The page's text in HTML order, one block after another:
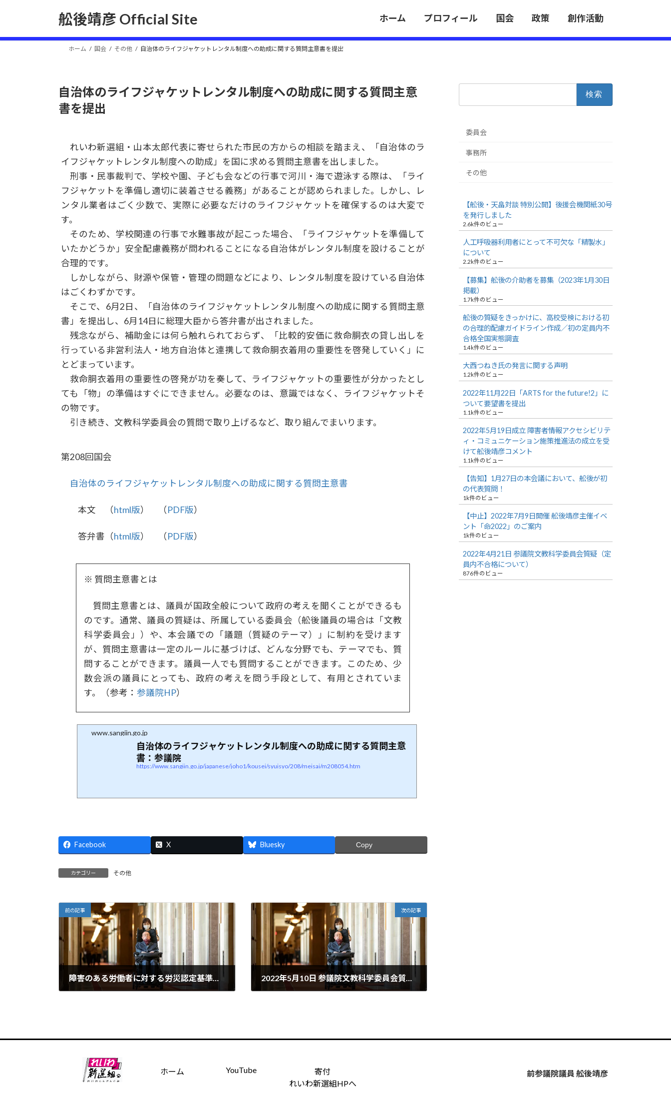
ン
ー
舩後靖彦 Official Site ホーム プロフィール 国会 政策 創作活動
ホーム 国会 その他 自治体のライフジャケットレンタル制度への助成に関する質問主意書を提出
自治体のライフジャケットレンタル制度への助成に関する質問主意
書を提出
れいわ新選組・山本太郎代表に寄せられた市民の方からの相談を踏まえ、「自治体のラ
イフジャケットレンタル制度への助成」を国に求める質問主意書を出しました。
刑事・民事裁判で、学校や園、子ども会などの行事で河川・海で遊泳する際は、「ライ
フジャケットを準備し適切に装着させる義務」があることが認められました。しかし、レ
ンタル業者はごく少数で、実際に必要なだけのライフジャケットを確保するのは大変で
す。
そのため、学校関連の行事で水難事故が起こった場合、「ライフジャケットを準備して
いたかどうか」安全配慮義務が問われることになる自治体がレンタル制度を設けることが
合理的です。
しかしながら、財源や保管・管理の問題などにより、レンタル制度を設けている自治体
はごくわずかです。
そこで、6月2日、「自治体のライフジャケットレンタル制度への助成に関する質問主意
書」を提出し、6月14日に総理大臣から答弁書が出されました。
残念ながら、補助金には何ら触れられておらず、「比較的安価に救命胴衣の貸し出しを
行っている非営利法人・地方自治体と連携して救命胴衣着用の重要性を啓発していく」に
とどまっています。
救命胴衣着用の重要性の啓発が功を奏して、ライフジャケットの重要性が分かったとし
ても「物」の準備はすぐにできません。必要なのは、意識ではなく、ライフジャケットそ
の物です。
引き続き、文教科学委員会の質問で取り上げるなど、取り組んでまいります。
第208回国会
自治体のライフジャケットレンタル制度への助成に関する質問主意書
本文 （html版） （PDF版）
答弁書（html版） （PDF版）
※ 質問主意書とは
質問主意書とは、議員が国政全般について政府の考えを聞くことができるも
のです。通常、議員の質疑は、所属している委員会（舩後議員の場合は「文教
科学委員会」）や、本会議での「議題（質疑のテーマ）」に制約を受けます
が、質問主意書は一定のルールに基づけば、どんな分野でも、テーマでも、質
問することができます。議員一人でも質問することができます。このため、少
数会派の議員にとっても、政府の考えを問う手段として、有用とされていま
す。（参考：参議院HP）
www.sangiin.go.jp
自治体のライフジャケットレンタル制度への助成に関する質問主意
書：参議院
https://www.sangiin.go.jp/japanese/joho1/kousei/syuisyo/208/meisai/m208054.htm
Facebook X Bluesky Copy
カテゴリー その他
前の記事 次の記事
2022年5月10日 参議院文教科学委員会質疑（教育公務員特例法・教育職員員免許法／障害のある大学生の教育実習における合理的配慮について）
委員会
事務所
その他
【舩後・天畠対談 特別公開】後援会機関紙30号
を発行しました
2.6k件のビュー
人工呼吸器利用者にとって不可欠な「精製水」
について
2.2k件のビュー
【募集】舩後の介助者を募集（2023年1月30日
掲載）
1.7k件のビュー
舩後の質疑をきっかけに、高校受検における初
の合理的配慮ガイドライン作成／初の定員内不
合格全国実態調査
1.4k件のビュー
大西つねき氏の発言に関する声明
1.2k件のビュー
2022年11月22日「ARTS for the future!2」に
ついて要望書を提出
1.1k件のビュー
2022年5月19日成立 障害者情報アクセシビリテ
ィ・コミュニケーション施策推進法の成立を受
けて舩後靖彦コメント
1.1k件のビュー
【告知】1月27日の本会議において、舩後が初
の代表質問！
1k件のビュー
【中止】2022年7月9日開催 舩後靖彦主催イベ
ント「命2022」のご案内
1k件のビュー
2022年4月21日 参議院文教科学委員会質疑（定
員内不合格について）
876件のビュー
ホーム YouTube
寄付
れいわ新選組HPへ
前参議院議員 舩後靖彦